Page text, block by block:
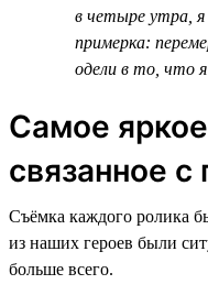
в четыре утра,
примерка:
одели в то, что
Самое
связанное с
Съёмка каждого ролика
из наших героев были
больше всего.